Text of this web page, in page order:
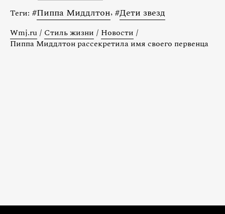
Теги: #Пиппа Миддлтон, #Дети звезд
Wmj.ru / Стиль жизни / Новости /
Пиппа Миддлтон рассекретила имя своего первенца